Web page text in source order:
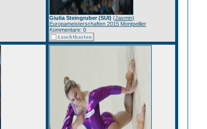
Giulia Steingruber (SUI) (Jasmin)
Europameisterschaften 2015 Montpellier
Kommentare: 0